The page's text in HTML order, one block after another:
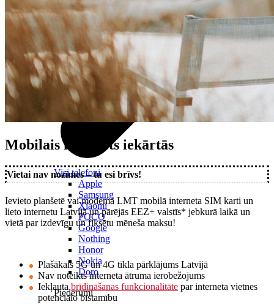
Visi telefoni
Apple
Samsung
Xiaomi
POCO
Google
Nothing
Honor
Nokia
Doro
Piederumi
Mobilais internets iekārtās
Vietai nav nozīmes – tu esi brīvs!
Ievieto planšetē vai modemā LMT mobilā interneta SIM karti un
lieto internetu Latvijā un pārējās EEZ+ valstīs* jebkurā laikā un
vietā par izdevīgu un fiksētu mēneša maksu!
Plašākais 5G un 4G tīkla pārklājums Latvijā
Nav noteikts interneta ātruma ierobežojums
Iekļauta brīdināšanas funkcionalitāte par interneta vietnes
potenciālo bīstamību